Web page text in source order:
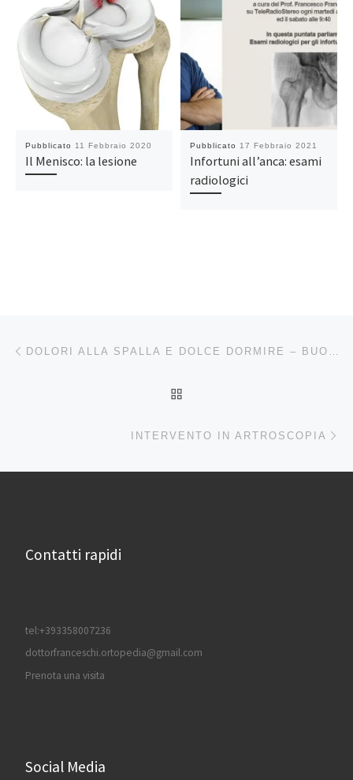
Pubblicato 11 Febbraio 2020
Il Menisco: la lesione
Pubblicato 17 Febbraio 2021
Infortuni all’anca: esami
radiologici
Navigazione articoli
INTERVENTO IN ARTROSCOPIA
Contatti rapidi
tel:+393358007236
dottorfranceschi.ortopedia@gmail.com
Prenota una visita
Social Media